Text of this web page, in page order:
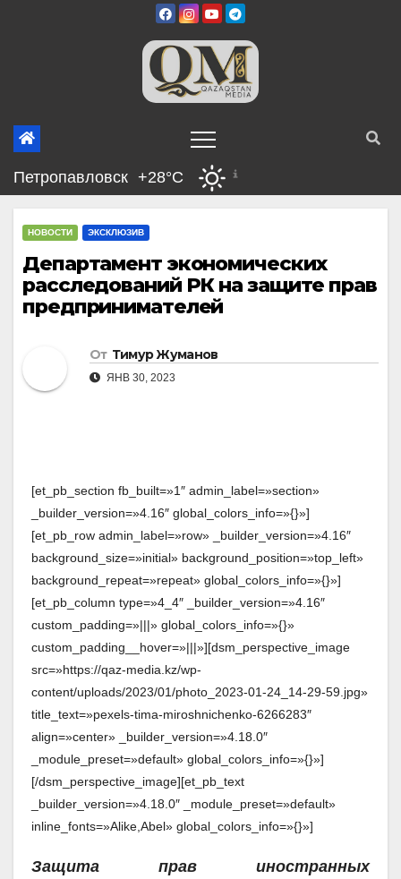
Петропавловск +28°C
НОВОСТИ ЭКСКЛЮЗИВ
Департамент экономических
расследований РК на защите прав
предпринимателей
От Тимур Жуманов
ЯНВ 30, 2023
[et_pb_section fb_built=»1″ admin_label=»section»
_builder_version=»4.16″ global_colors_info=»{}»]
[et_pb_row admin_label=»row» _builder_version=»4.16″
background_size=»initial» background_position=»top_left»
background_repeat=»repeat» global_colors_info=»{}»]
[et_pb_column type=»4_4″ _builder_version=»4.16″
custom_padding=»|||» global_colors_info=»{}»
custom_padding__hover=»|||»][dsm_perspective_image
src=»https://qaz-media.kz/wp-
content/uploads/2023/01/photo_2023-01-24_14-29-59.jpg»
title_text=»pexels-tima-miroshnichenko-6266283″
align=»center» _builder_version=»4.18.0″
_module_preset=»default» global_colors_info=»{}»]
[/dsm_perspective_image][et_pb_text
_builder_version=»4.18.0″ _module_preset=»default»
inline_fonts=»Alike,Abel» global_colors_info=»{}»]
Защита прав иностранных